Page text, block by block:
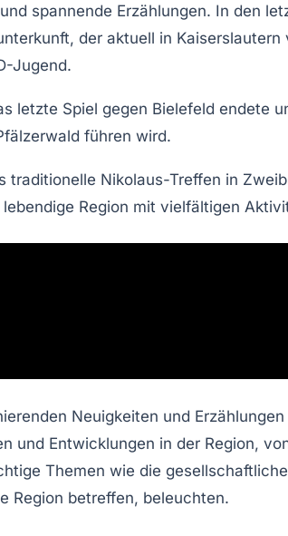
und spannende Erzählungen. In den
der aktuell in Kaiserslautern
Jugend.
letzte Spiel gegen Bielefeld endete
führen wird.
traditionelle Nikolaus-Treffen in
lebendige Region mit vielfältigen
Neuigkeiten und
und Entwicklungen in der Region,
Themen wie die
Region betreffen, beleuchten.